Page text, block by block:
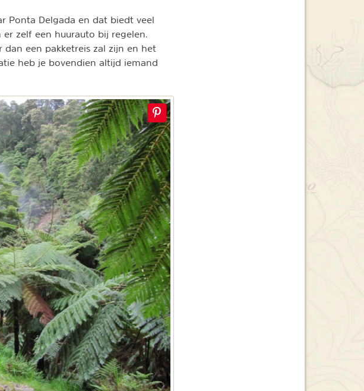
Ponta Delgada en dat biedt veel
zelf een huurauto bij regelen.
een pakketreis zal zijn en het
heb je bovendien altijd iemand